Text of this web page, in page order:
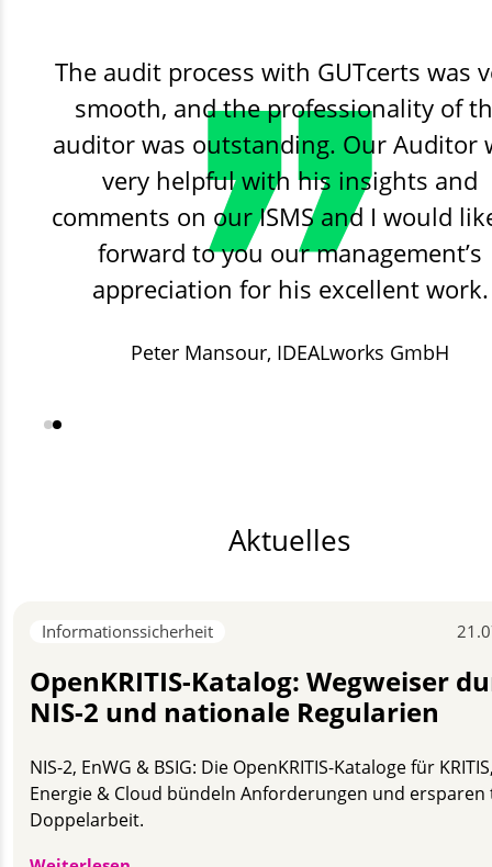
Stadtwerke Lutherstadt
The audit process with GUTcerts was
smooth, and the professionality of
auditor was outstanding. Our Auditor
very helpful with his insights and
comments on our ISMS and I would
forward to you our management’s
appreciation for his excellent work.
Peter Mansour, IDEALworks GmbH
Aktuelles
Informationssicherheit
OpenKRITIS-Katalog: Wegweiser
NIS-2 und nationale Regularien
NIS-2, EnWG & BSIG: Die OpenKRITIS-Kataloge für
Energie & Cloud bündeln Anforderungen und ersparen
Doppelarbeit.